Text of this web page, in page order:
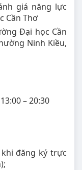
giá năng lực
Cần Thơ
Đại học Cần
Ninh Kiều,
– 20:30
đăng ký trực